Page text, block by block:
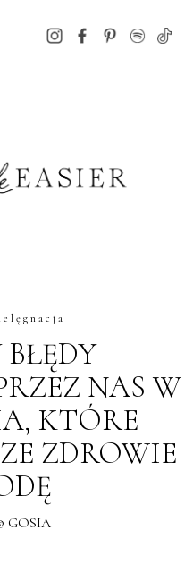
NAS W
KTÓRE
ZDROWIE
GOSIA